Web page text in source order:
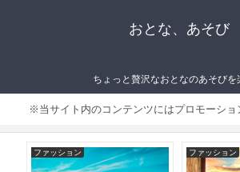
おとな、あそび
ちょっと贅沢なおとなのあそびを
※当サイト内のコンテンツにはプロモーショ
ファッション ファッション